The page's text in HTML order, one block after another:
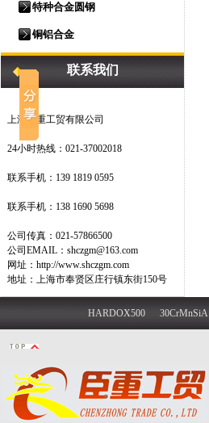
特种合金圆钢
铜铝合金
联系我们
上海臣重工贸有限公司
24小时热线：021-37002018
联系手机：139 1819 0595
联系手机：138 1690 5698
公司传真：021-57866500
公司EMAIL：shczgm@163.com
网址：http://www.shczgm.com
地址：上海市奉贤区庄行镇东街150号
HARDOX500 30CrMnSiA